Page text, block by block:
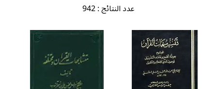
عدد النتائج:
942